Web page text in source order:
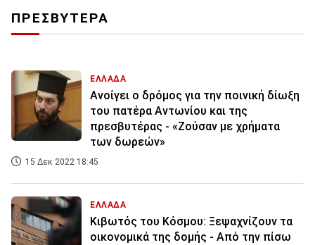
ΠΡΕΣΒΥΤΕΡΑ
ΕΛΛΑΔΑ
Ανοίγει ο δρόμος για την ποινική δίωξη
του πατέρα Αντωνίου και της
πρεσβυτέρας - «Ζούσαν με χρήματα
των δωρεών»
15 Δεκ 2022 18:45
ΕΛΛΑΔΑ
Κιβωτός του Κόσμου: Ξεψαχνίζουν τα
οικονομικά της δομής - Από την πίσω